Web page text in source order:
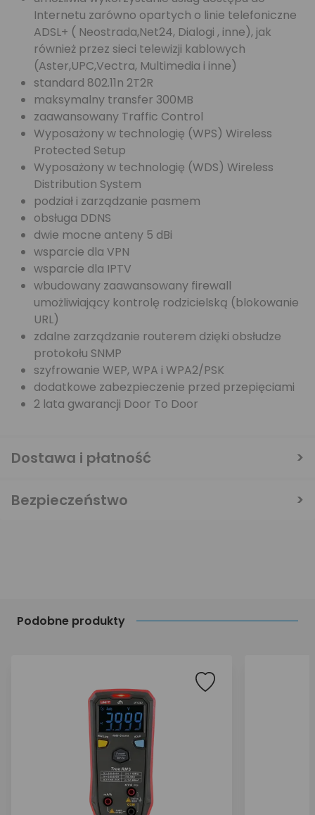
Podobne produkty
Internetu zarówno opartych o linie telefoniczne
ADSL+ ( Neostrada,Net24, Dialogi , inne), jak
również przez sieci telewizji kablowych
(Aster,UPC,Vectra, Multimedia i inne)
standard 802.11n 2T2R
maksymalny transfer 300MB
zaawansowany Traffic Control
Wyposażony w technologię (WPS) Wireless
Protected Setup
Wyposażony w technologię (WDS) Wireless
Distribution System
podział i zarządzanie pasmem
obsługa DDNS
dwie mocne anteny 5 dBi
wsparcie dla VPN
wsparcie dla IPTV
wbudowany zaawansowany firewall
umożliwiający kontrolę rodzicielską (blokowanie
URL)
zdalne zarządzanie routerem dzięki obsłudze
protokołu SNMP
szyfrowanie WEP, WPA i WPA2/PSK
dodatkowe zabezpieczenie przed przepięciami
2 lata gwarancji Door To Door
Dostawa i płatność
Bezpieczeństwo